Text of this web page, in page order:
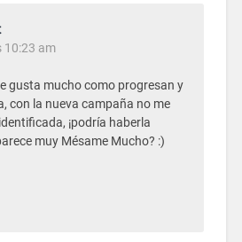
10:23 am
gusta mucho como progresan y
con la nueva campaña no me
¡podría haberla
muy Mésame Mucho? :)